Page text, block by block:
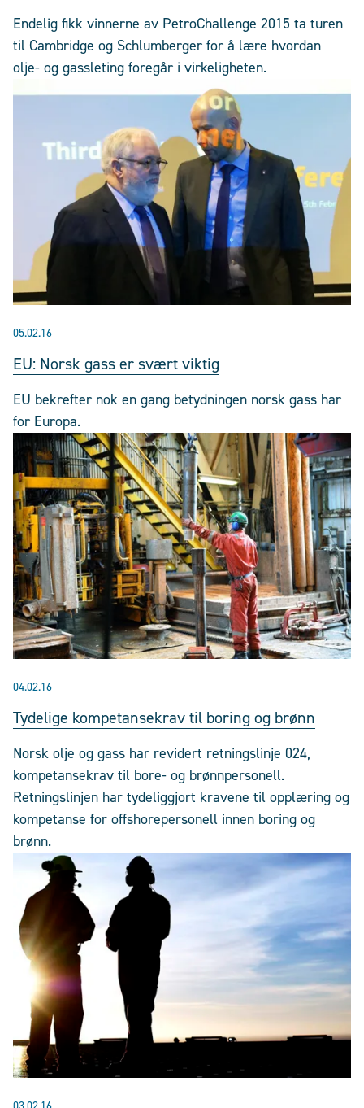
Endelig fikk vinnerne av PetroChallenge 2015 ta turen
til Cambridge og Schlumberger for å lære hvordan
olje- og gassleting foregår i virkeligheten.
05.02.16
EU: Norsk gass er svært viktig
EU bekrefter nok en gang betydningen norsk gass har
for Europa.
04.02.16
Tydelige kompetansekrav til boring og brønn
Norsk olje og gass har revidert retningslinje 024,
kompetansekrav til bore- og brønnpersonell.
Retningslinjen har tydeliggjort kravene til opplæring og
kompetanse for offshorepersonell innen boring og
brønn.